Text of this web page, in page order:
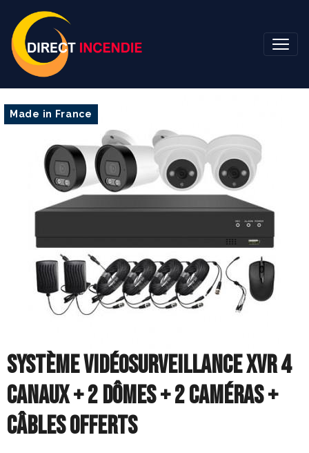
Made in France
SYSTÈME VIDÉOSURVEILLANCE XVR 4
CANAUX + 2 DÔMES + 2 CAMÉRAS +
CÂBLES OFFERTS